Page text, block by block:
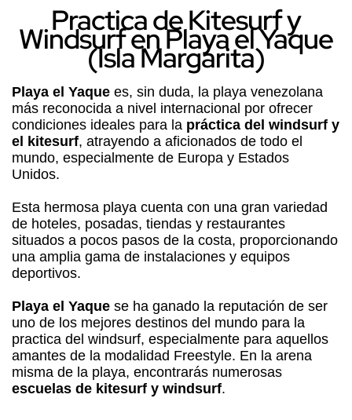
Practica de Kitesurf y
Windsurf en Playa el Yaque
(Isla Margarita)
Playa el Yaque es, sin duda, la playa venezolana
más reconocida a nivel internacional por ofrecer
condiciones ideales para la práctica del windsurf y
el kitesurf, atrayendo a aficionados de todo el
mundo, especialmente de Europa y Estados
Unidos.
Esta hermosa playa cuenta con una gran variedad
de hoteles, posadas, tiendas y restaurantes
situados a pocos pasos de la costa, proporcionando
una amplia gama de instalaciones y equipos
deportivos.
Playa el Yaque se ha ganado la reputación de ser
uno de los mejores destinos del mundo para la
practica del windsurf, especialmente para aquellos
amantes de la modalidad Freestyle. En la arena
misma de la playa, encontrarás numerosas
escuelas de kitesurf y windsurf.